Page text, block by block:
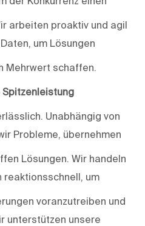
arbeiten proaktiv und agil
um Lösungen
Mehrwert schaffen.
Unabhängig von
Probleme, übernehmen
Lösungen. Wir handeln
reaktionsschnell, um
voranzutreiben und
unterstützen unsere